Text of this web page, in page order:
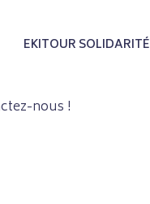
EKITOUR SOLIDARITÉ
nous !